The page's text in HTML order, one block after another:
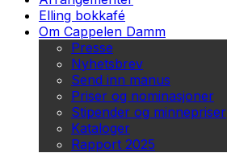
Elling bokkafé
Om Cappelen Damm
Presse
Nyhetsbrev
Send inn manus
Priser og nominasjoner
Stipender og minnepriser
Kataloger
Rapport 2025